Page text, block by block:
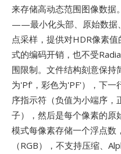
来存储高动态范围图像数
——最小化头部、原始数
点采样，提供对HDR像素
式的编码开销，也不受
围限制。文件结构刻意保持
为'Pf'，彩色为'PF'），下
序指示符（负值为小端序，
子），然后是每个像素的原
模式每像素存储一个浮点数
（RGB），不支持压缩、